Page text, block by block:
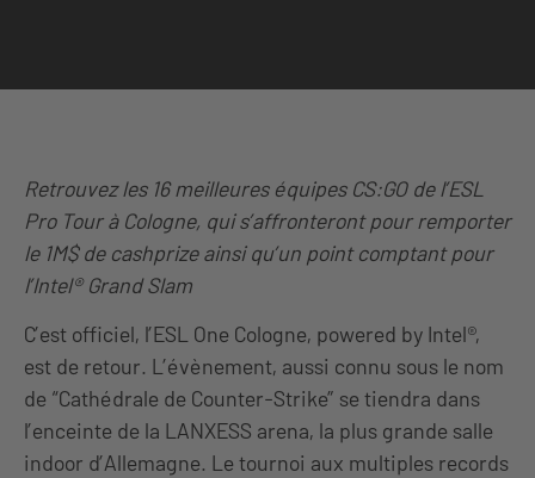
Retrouvez les 16 meilleures équipes CS:GO de l’ESL
Pro Tour à Cologne, qui s’affronteront pour remporter
le 1M$ de cashprize ainsi qu’un point comptant pour
l’Intel®Grand Slam
C’est officiel, l’ESL One Cologne, powered by Intel®,
est de retour. L’évènement, aussi connu sous le nom
de “Cathédrale de Counter-Strike” se tiendra dans
l’enceinte de la LANXESS arena, la plus grande salle
indoor d’Allemagne. Le tournoi aux multiples records